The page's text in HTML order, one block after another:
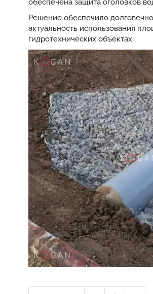
обеспечена защита оголовков
Решение обеспечило
актуальность использования
гидротехнических объектах.